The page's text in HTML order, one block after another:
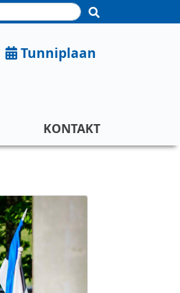
Tunniplaan
KONTAKT